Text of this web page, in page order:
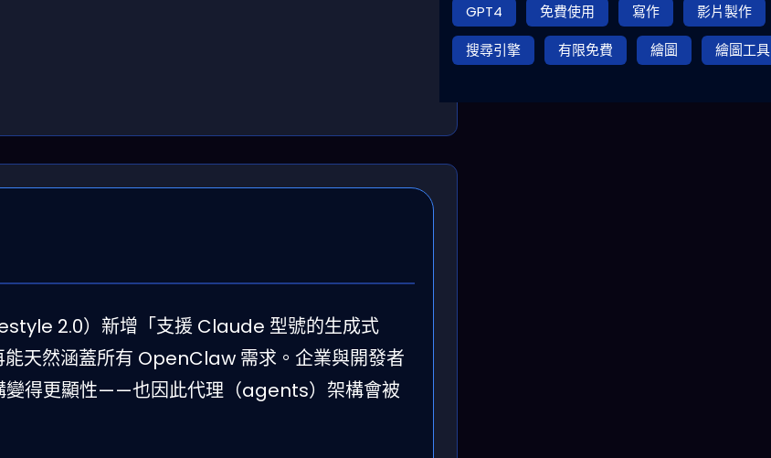
2.0）新增「支援 Claude 型號的生成式
天然涵蓋所有 OpenClaw 需求。企業與開發者
變得更顯性——也因此代理（agents）架構會被
GPT4
免費使用 寫作
影片製作
搜尋引擎
有限免費 繪圖 繪圖工具